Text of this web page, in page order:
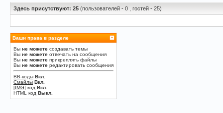
Здесь присутствуют: 25 (пользователей - 0 , гостей - 25)
Ваши права в разделе
Вы не можете создавать темы
Вы не можете отвечать на сообщения
Вы не можете прикреплять файлы
Вы не можете редактировать сообщения
BB-коды Вкл.
Смайлы Вкл.
[IMG] код Вкл.
HTML код Выкл.